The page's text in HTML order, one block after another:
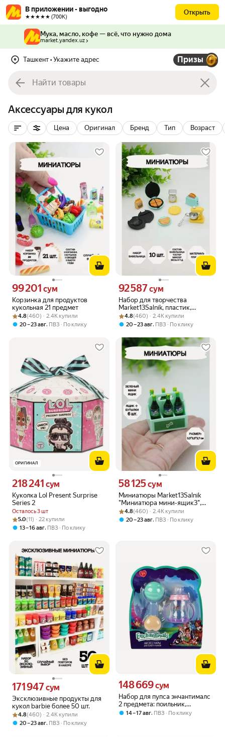
В приложении - выгодно
★★★★★ (700К)
Открыть
Мука, масло, кофе — всё, что нужно дома
market.yandex.uz
Ташкент • Укажите адрес Призы
Аксессуары для кукол
Цена Оригинал Бренд Тип Возраст
Корзинка для продуктов
кукольная 21 предмет
Цена 99201 сум вместо
99 201 сум
Рейтинг товара: 4.8 из 5
Оценок: (460) · 2.4K купили
4.8(460) · 2.4K купили
20 – 23 авг, ПВЗ По клику
Набор для творчества
Market13Salnik, пластик,
обучающий, складной
механизм
Цена 92587 сум вместо
92 587сум
Рейтинг товара: 4.8 из 5
Оценок: (460) · 2.4K купили
4.8(460) · 2.4K купили
20 – 23 авг, ПВЗ По клику
ОРИГИНАЛ
Куколка Lol Present Surprise
Series 2
Осталось 3 шт
Цена 218241 сум вместо
218 241 сум
Рейтинг товара: 5.0 из 5
Оценок: (11) · 22 купили
5.0(11) · 22 купили
13 – 16 авг, ПВЗ По клику
Миниатюры Market13Salnik
"Миниатюра мини-ящик3",
набор из 6 фигурок, пластик/
акрил
Цена 58125 сум вместо
58 125сум
Рейтинг товара: 4.8 из 5
Оценок: (460) · 2.4K купили
4.8(460) · 2.4K купили
20 – 23 авг, ПВЗ По клику
Эксклюзивные продукты для
кукол barbie более 50 шт.
Цена 171947 сум вместо
171 947сум
Рейтинг товара: 4.8 из 5
Оценок: (460) · 2.4K купили
4.8(460) · 2.4K купили
20 – 23 авг, ПВЗ По клику
Набор для пупса энчантималс
2 предмета: поильник,
погремушка
Цена 148669 сум вместо
148 669сум
14 – 17 авг, ПВЗ По клику